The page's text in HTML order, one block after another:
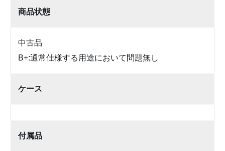
商品状態
中古品
B+:通常仕様する用途において問題無し
ケース
付属品